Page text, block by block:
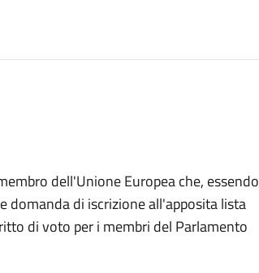
dell'Unione Europea che, essendo
domanda di iscrizione all'apposita lista
di voto per i membri del Parlamento